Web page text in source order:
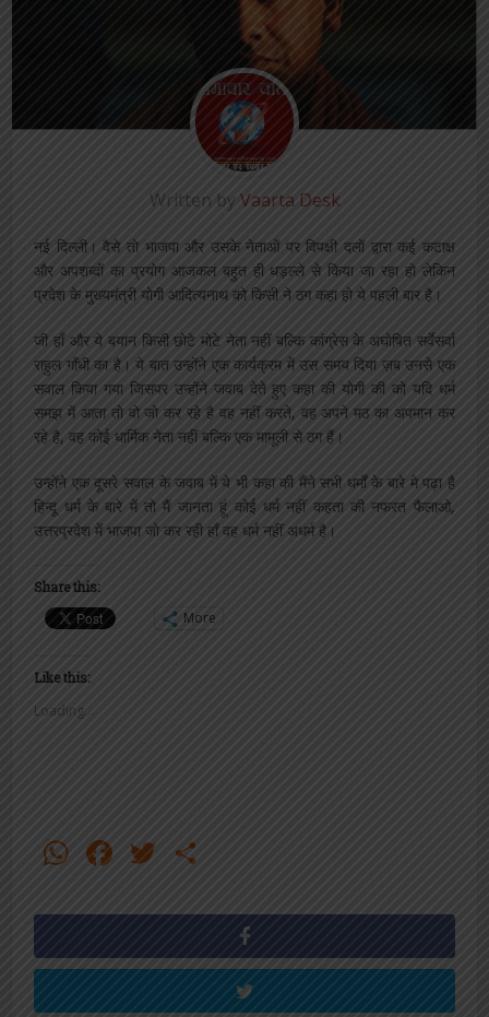
Written by Vaarta Desk
नई दिल्ली। वैसे तो भाजपा और उसके नेताओं पर विपक्षी दलों द्वारा कई कटाक्ष
और अपशब्दों का प्रयोग आजकल बहुत ही धड़ल्ले से किया जा रहा हो लेकिन
प्रदेश के मुख्यमंत्री योगी आदित्यनाथ को किसी ने ठग कहा हो ये पहली बार है।
जी हाँ और ये बयान किसी छोटे मोटे नेता नहीं बल्कि कांग्रेस के अघोषित सर्वेसर्वा
राहुल गाँधी का है। ये बात उन्होंने एक कार्यक्रम में उस समय दिया ज़ब उनसे एक
सवाल किया गया जिसपर उन्होंने जवाब देते हुए कहा की योगी की को यदि धर्म
समझ में आता तो वो जो कर रहे है वह नहीं करते, वह अपने मठ का अपमान कर
रहे है, वह कोई धार्मिक नेता नहीं बल्कि एक मामूली से ठग हैं।
उन्होंने एक दूसरे सवाल के जवाब में ये भी कहा की मैंने सभी धर्मों के बारे मे पढ़ा है
हिन्दू धर्म के बारे में तो मैं जानता हूं कोई धर्म नहीं कहता की नफरत फैलाओ,
उत्तरप्रदेश में भाजपा जो कर रही हाँ वह धर्म नहीं अधर्म है।
Share this:
More
Like this:
Loading...
WhatsApp
Facebook
Twitter